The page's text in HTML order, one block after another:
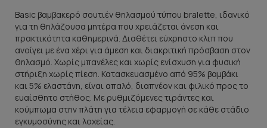
Basic βαμβακερό σουτιέν θηλασμού τύπου bralette, ιδανικό
για τη θηλάζουσα μητέρα που χρειάζεται άνεση και
πρακτικότητα καθημερινά. Διαθέτει εύχρηστο κλιπ που
ανοίγει με ένα χέρι για άμεση και διακριτική πρόσβαση στον
θηλασμό. Χωρίς μπανέλες και χωρίς ενίσχυση για φυσική
στήριξη χωρίς πίεση. Κατασκευασμένο από 95% βαμβάκι
και 5% ελαστάνη, είναι απαλό, διαπνέον και φιλικό προς το
ευαίσθητο στήθος. Με ρυθμιζόμενες τιράντες και
κούμπωμα στην πλάτη για τέλεια εφαρμογή σε κάθε στάδιο
εγκυμοσύνης και λοχείας.